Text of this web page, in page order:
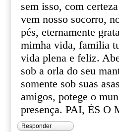
sem isso, com
vem nosso socorro,
pés, eternamente
mimha vida, familia
vida plena e feliz.
sob a orla do seu
somente sob suas
amigos, potege o
presença. PAI, ÉS O
Responder